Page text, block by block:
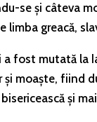
se și câteva
limba greacă,
fost mutată la
moaște, fiind
și